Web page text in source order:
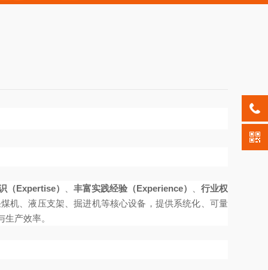
（Expertise） 丰富实践经验（Experience）
行业权
机、液压支架、掘进机等核心设备，提供系统化、可量
产效率。